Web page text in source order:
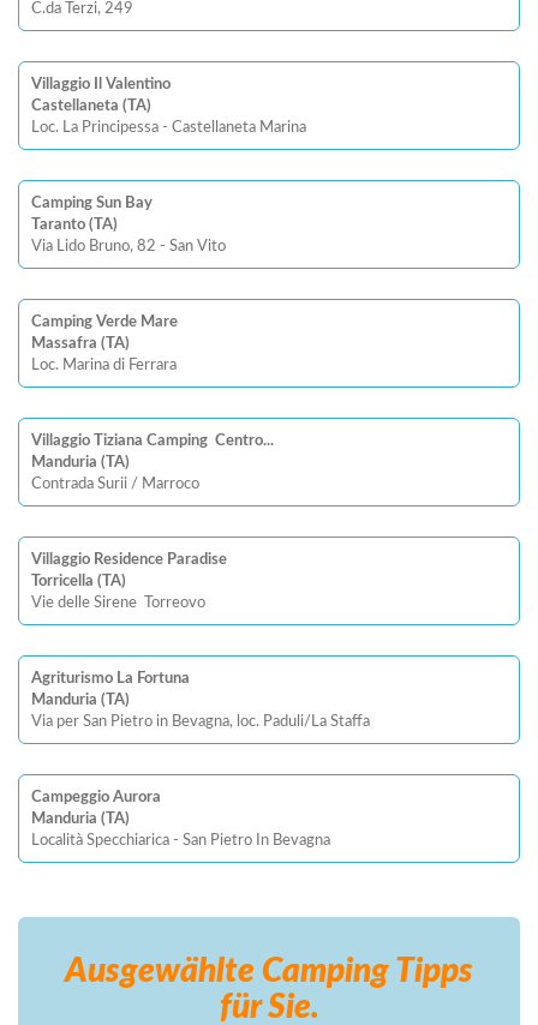
C.da Terzi, 249
Villaggio Il Valentino
Castellaneta (TA)
Loc. La Principessa - Castellaneta Marina
Camping Sun Bay
Taranto (TA)
Via Lido Bruno, 82 - San Vito
Camping Verde Mare
Massafra (TA)
Loc. Marina di Ferrara
Villaggio Tiziana Camping  Centro...
Manduria (TA)
Contrada Surii / Marroco
Villaggio Residence Paradise
Torricella (TA)
Vie delle Sirene  Torreovo
Agriturismo La Fortuna
Manduria (TA)
Via per San Pietro in Bevagna, loc. Paduli/La Staffa
Campeggio Aurora
Manduria (TA)
Località Specchiarica - San Pietro In Bevagna
Ausgewählte Camping Tipps
für Sie.